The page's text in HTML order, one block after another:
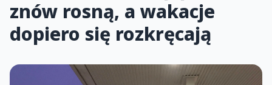
znów rosną, a wakacje
dopiero się rozkręcają